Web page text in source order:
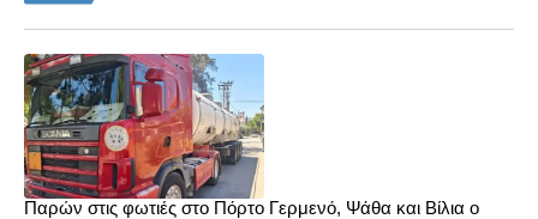
Παρών στις φωτιές στο Πόρτο Γερμενό, Ψάθα και Βίλια ο